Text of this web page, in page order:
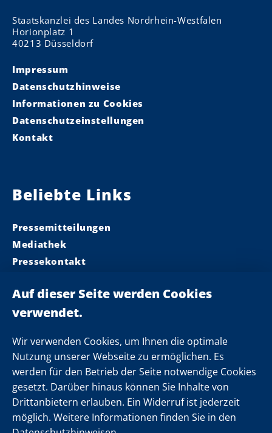
Wir verwenden Cookies, um Ihnen die optimale
Nutzung unserer Webseite zu ermöglichen. Es
werden für den Betrieb der Seite notwendige Cookies
gesetzt. Darüber hinaus können Sie Inhalte von
Drittanbietern erlauben. Ein Widerruf ist jederzeit
möglich. Weitere Informationen finden Sie in den
Staatskanzlei des Landes Nordrhein-Westfalen
Horionplatz 1
40213 Düsseldorf
Impressum
Datenschutzhinweise
Informationen zu Cookies
Datenschutzeinstellungen
Kontakt
Beliebte Links
Pressemitteilungen
Mediathek
Pressekontakt
Landeskabinett
Einsamkeit
Folgen Sie uns